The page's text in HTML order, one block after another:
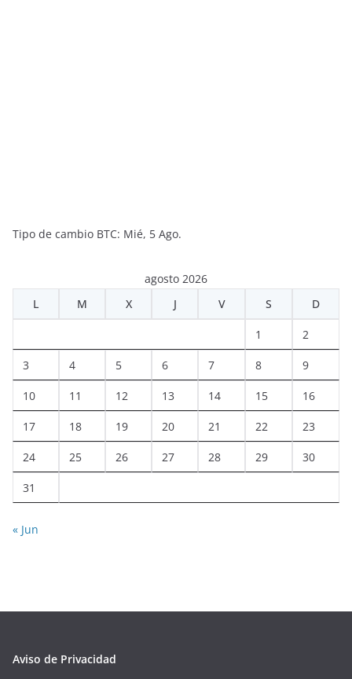
Tipo de cambio BTC: Mié, 5 Ago.
agosto 2026
L
M X J V S D
1 2
3 4 5 6 7 8 9
10 11 12 13 14 15 16
17 18 19 20 21 22 23
24 25 26 27 28 29 30
31
« Jun
Aviso de Privacidad